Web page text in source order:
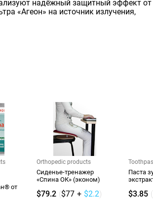
надёжный защитный эффект от
«Агеон» на источник излучения,
от
Orthopedic products
Cиденье-тренажер
«Спина ОК» (эконом)
$79.2 ($77 + $2.2)
Паста
$3.85 (